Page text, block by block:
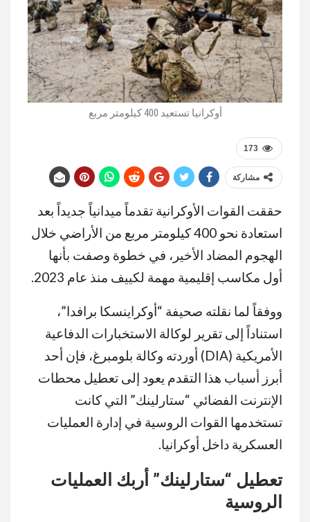
أوكرانيا تستعيد 400 كيلومتر مربع
173
مشاركة
حققت القوات الأوكرانية تقدماً ميدانياً جديداً بعد
استعادة نحو 400 كيلومتر مربع من الأراضي خلال
الهجوم المضاد الأخير، في خطوة وصفت بأنها
أول مكاسب إقليمية مهمة لكييف منذ عام 2023.
ووفقاً لما نقلته صحيفة “أوكراينسكا برافدا”،
استناداً إلى تقرير لوكالة الاستخبارات الدفاعية
الأمريكية (DIA) أوردته وكالة بلومبرغ، فإن أحد
أبرز أسباب هذا التقدم يعود إلى تعطيل محطات
الإنترنت الفضائي “ستارلينك” التي كانت
تستخدمها القوات الروسية في إدارة العمليات
العسكرية داخل أوكرانيا.
تعطيل “ستارلينك” أربك العمليات
الروسية